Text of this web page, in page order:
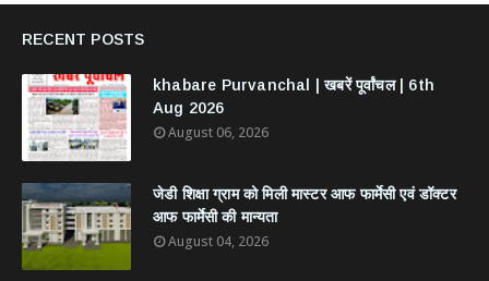
RECENT POSTS
khabare Purvanchal | खबरें पूर्वांचल | 6th
Aug 2026
August 06, 2026
जेडी शिक्षा ग्राम को मिली मास्टर आफ फार्मेसी एवं डॉक्टर
आफ फार्मेसी की मान्यता
August 04, 2026